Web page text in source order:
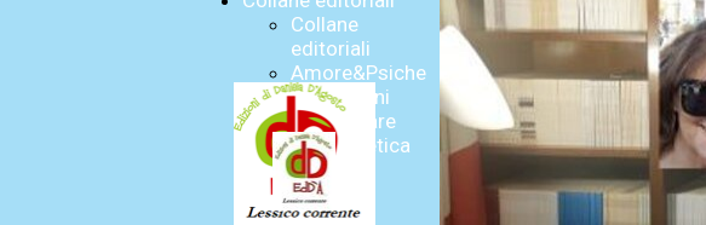
Collane
editoriali
Amore&Psiche
clandestini
Sì viaggiare
Edda Poetica
Germogli
Skenè
EDDA